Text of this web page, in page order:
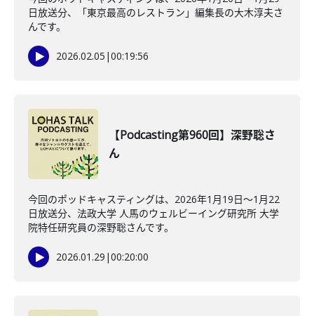
日放送分、「東京最高のレストラン」編集長の大木淳夫さ
んです。
2026.02.05 |00:19:56
【Podcasting第960回】深野聡さ
ん
今回のポッドキャスティングは、2026年1月19日〜1月22
日放送分、法政大学 人馬のウェルビーイング研究所 大学
院特任研究員の深野聡さんです。
2026.01.29 |00:20:00